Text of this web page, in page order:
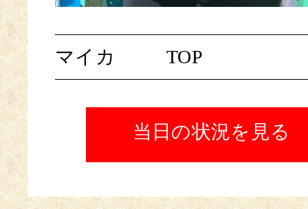
マイカ TOP
当日の状況を見る